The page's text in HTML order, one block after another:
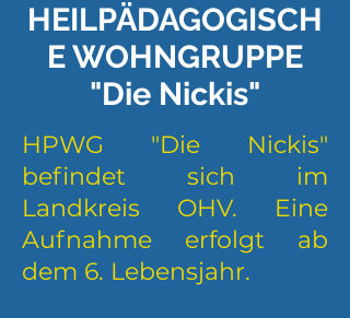
HEILPÄDAGOGISCH
E WOHNGRUPPE
"Die Nickis"
HPWG "Die Nickis"
befindet sich im
Landkreis OHV. Eine
Aufnahme erfolgt ab
dem 6. Lebensjahr.